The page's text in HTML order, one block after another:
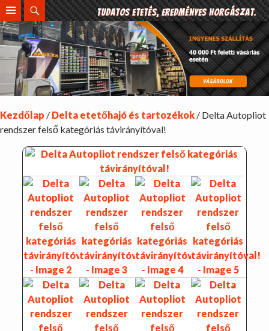
Search
SKIP
TO
CONTENT
Tudatos etetés, eredményes horgászat.
Kezdőlap / Delta etetőhajó és tartozékok / Delta Autopliot
rendszer felső kategóriás távirányítóval!